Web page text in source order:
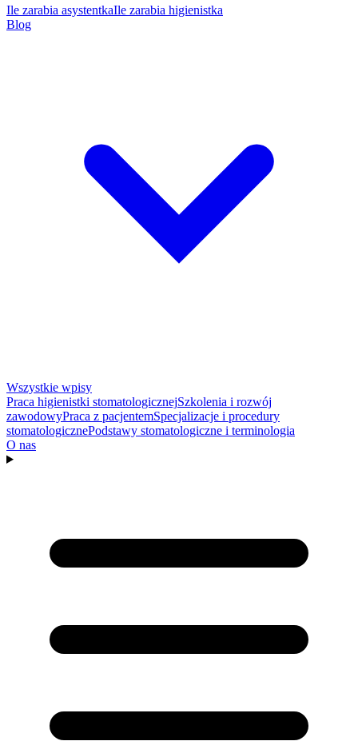
Ile zarabia asystentkaIle zarabia higienistka
Blog
Wszystkie wpisy
Praca higienistki stomatologicznejSzkolenia i rozwój
zawodowyPraca z pacjentemSpecjalizacje i procedury
stomatologicznePodstawy stomatologiczne i terminologia
O nas